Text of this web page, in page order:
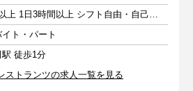
週1日以上 1日3時間以上 シフト自由・自己申告
ト・パート
駅 徒歩1分
ストランツの求人一覧を見る